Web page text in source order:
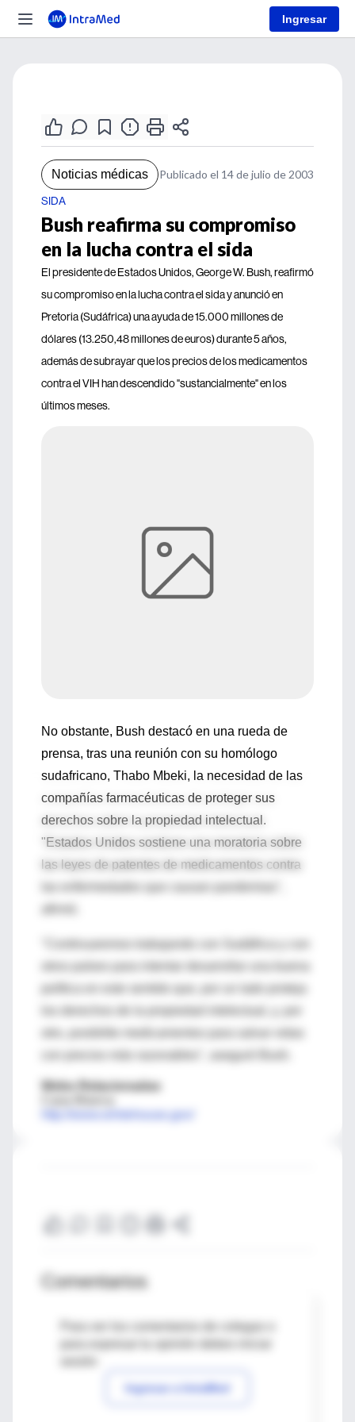
Ingresar
Noticias médicas Publicado el 14 de julio de 2003
SIDA
Bush reafirma su compromiso
en la lucha contra el sida
El presidente de Estados Unidos, George W. Bush, reafirmó
su compromiso en la lucha contra el sida y anunció en
Pretoria (Sudáfrica) una ayuda de 15.000 millones de
dólares (13.250,48 millones de euros) durante 5 años,
además de subrayar que los precios de los medicamentos
contra el VIH han descendido "sustancialmente" en los
últimos meses.
No obstante, Bush destacó en una rueda de
prensa, tras una reunión con su homólogo
sudafricano, Thabo Mbeki, la necesidad de las
compañías farmacéuticas de proteger sus
derechos sobre la propiedad intelectual.
"Estados Unidos sostiene una moratoria sobre
las leyes de patentes de medicamentos contra
con precios más razonables", aseguró Bush.
Webs Relacionadas
http://www.whitehouse.gov/
Comentarios
Para ver los comentarios de colegas o
Ingresar a IntraMed